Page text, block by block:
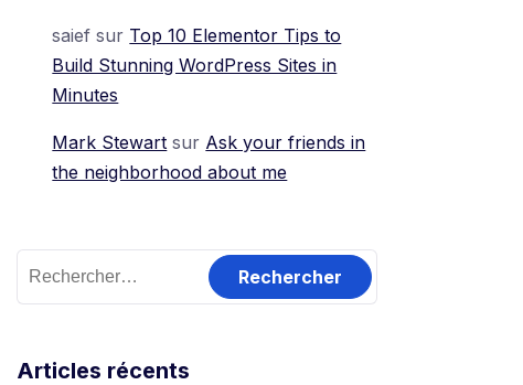
saief sur Top 10 Elementor Tips to
Build Stunning WordPress Sites in
Minutes
Mark Stewart sur Ask your friends in
the neighborhood about me
Articles récents